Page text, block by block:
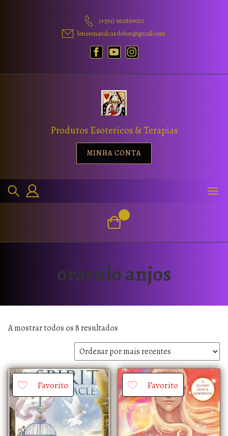
(+351) 962869032
lenormandcardsbox@gmail.com
Produtos Esotericos & Terapias
MINHA CONTA
oraculo anjos
A mostrar todos os 8 resultados
Favorito Favorito